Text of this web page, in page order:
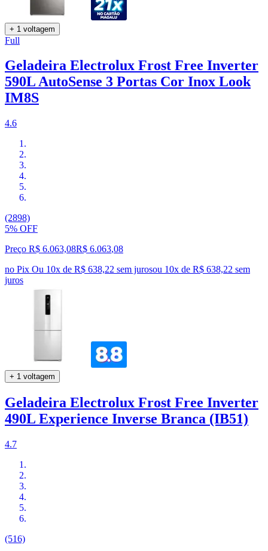
+ 1 voltagem
Full
Geladeira Electrolux Frost Free Inverter
590L AutoSense 3 Portas Cor Inox Look
IM8S
4.6
(2898)
5% OFF
Preço R$ 6.063,08R$ 6.063,08
no Pix Ou 10x de R$ 638,22 sem jurosou 10x de R$ 638,22 sem
juros
+ 1 voltagem
Geladeira Electrolux Frost Free Inverter
490L Experience Inverse Branca (IB51)
4.7
(516)